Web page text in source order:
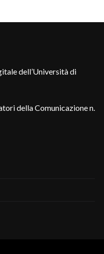
dell’Università di
della Comunicazione n.